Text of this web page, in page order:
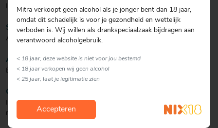
Intense geur van mediterrane kruiden en citrus.
SMAAK
Authentiek en evenwichtige smaak, combinatie van zoet en bitter.
AFDRONK
Een lange zachte aromatische smaak.
CULINAIR/COCKTAIL
Heerlijk om puur van te genieten en als digestief na een goede
maaltijd.
Mitra verkoopt geen alcohol als je jonger bent dan 18 jaar,
omdat dit schadelijk is voor je gezondheid en wettelijk
verboden is. Wij willen als drankspeciaalzaak bijdragen aan
verantwoord alcoholgebruik.
< 18 jaar, deze website is niet voor jou bestemd
< 18 jaar verkopen wij geen alcohol
< 25 jaar, laat je legitimatie zien
Accepteren